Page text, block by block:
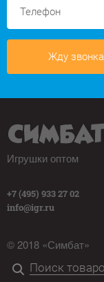
Жду звонка
Игрушки оптом
+7 (495) 933 27 02
info@igr.ru
© 2018 «Симбат»